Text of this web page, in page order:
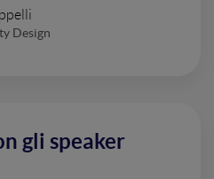
Design
gli speaker